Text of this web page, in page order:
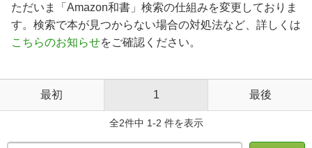
ただいま「Amazon和書」検索の仕組みを変更しておりま
す。検索で本が見つからない場合の対処法など、詳しくは
こちらのお知らせをご確認ください。
最初 1 最後
全2件中 1-2 件を表示